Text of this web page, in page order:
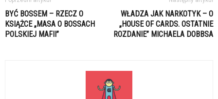
BYĆ BOSSEM – RZECZ O
KSIĄŻCE „MASA O BOSSACH
POLSKIEJ MAFII”
WŁADZA JAK NARKOTYK – O
„HOUSE OF CARDS. OSTATNIE
ROZDANIE” MICHAELA DOBBSA